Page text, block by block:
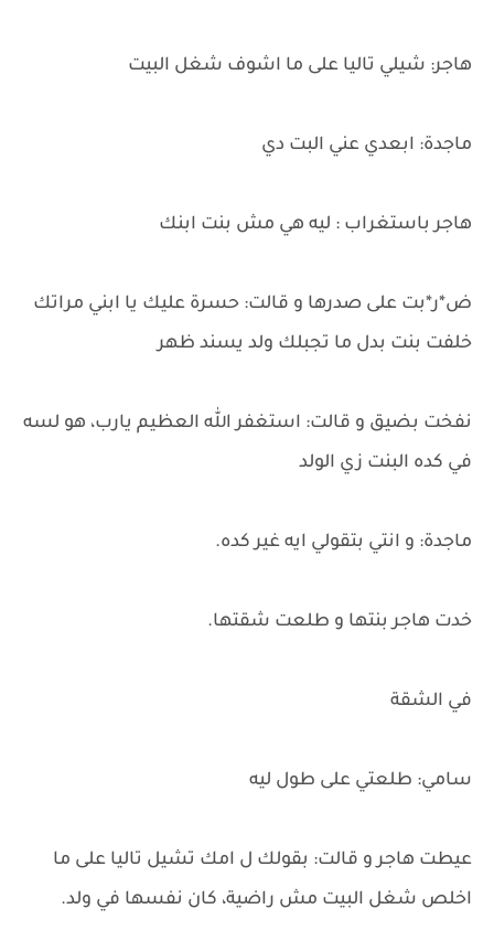
هاجر: شيلي تاليا على ما اشوف شغل البيت
ماجدة: ابعدي عني البت دي
هاجر باستغراب : ليه هي مش بنت ابنك
ض*ر*بت على صدرها و قالت: حسرة عليك يا ابني مراتك
خلفت بنت بدل ما تجبلك ولد يسند ظهر
نفخت بضيق و قالت: استغفر الله العظيم يارب، هو لسه
في كده البنت زي الولد
ماجدة: و انتي بتقولي ايه غير كده.
خدت هاجر بنتها و طلعت شقتها.
في الشقة
سامي: طلعتي على طول ليه
عيطت هاجر و قالت: بقولك ل امك تشيل تاليا على ما
اخلص شغل البيت مش راضية، كان نفسها في ولد.